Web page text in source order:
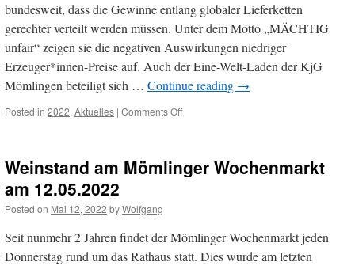
bundesweit, dass die Gewinne entlang globaler Lieferketten
gerechter verteilt werden müssen. Unter dem Motto „MÄCHTIG
unfair“ zeigen sie die negativen Auswirkungen niedriger
Erzeuger*innen-Preise auf. Auch der Eine-Welt-Laden der KjG
Mömlingen beteiligt sich … Continue reading →
Posted in 2022, Aktuelles | Comments Offon
Bundesweiter
Weltladentag
Weinstand am Mömlinger Wochenmarkt
am 12.05.2022
Posted on Mai 12, 2022 byWolfgang
Seit nunmehr 2 Jahren findet der Mömlinger Wochenmarkt jeden
Donnerstag rund um das Rathaus statt. Dies wurde am letzten